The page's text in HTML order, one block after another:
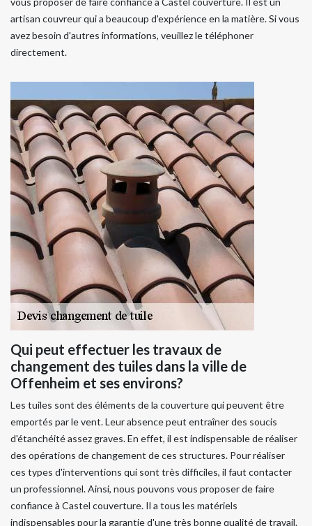
artisan couvreur qui a beaucoup d'expérience en la matière. Si vous
avez besoin d'autres informations, veuillez le téléphoner
directement.
Qui peut effectuer les travaux de
changement des tuiles dans la ville de
Offenheim et ses environs?
Les tuiles sont des éléments de la couverture qui peuvent être
emportés par le vent. Leur absence peut entraîner des soucis
d'étanchéité assez graves. En effet, il est indispensable de réaliser
des opérations de changement de ces structures. Pour réaliser
ces types d'interventions qui sont très difficiles, il faut contacter
un professionnel. Ainsi, nous pouvons vous proposer de faire
confiance à Castel couverture. Il a tous les matériels
indispensables pour la garantie d'une très bonne qualité de travail.